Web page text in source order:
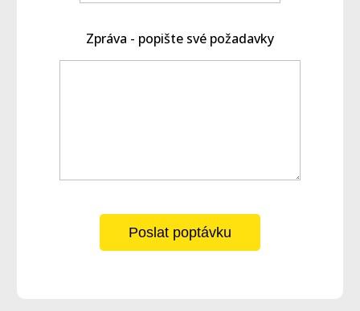
Zpráva - popište své požadavky
Poslat poptávku